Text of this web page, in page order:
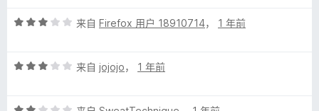
评
/
来自 Firefox 用户 18910714， 1 年前
评
来自 jojojo， 1 年前